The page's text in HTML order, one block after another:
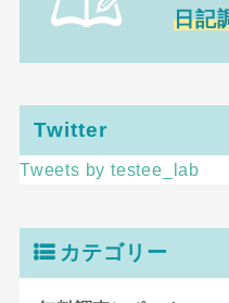
日記
Twitter
Tweets by testee_lab
カテゴリー